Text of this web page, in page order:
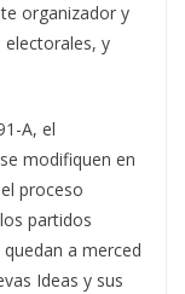
organizador y
electorales, y
A, el
modifiquen en
proceso
partidos
a merced
Ideas y sus